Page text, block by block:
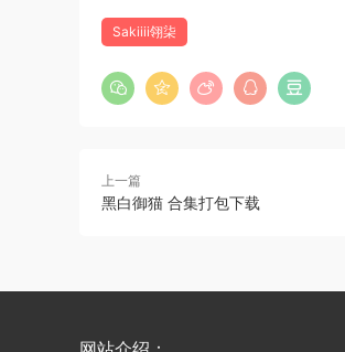
Sakiiii翎柒
上一篇
黑白御猫 合集打包下载